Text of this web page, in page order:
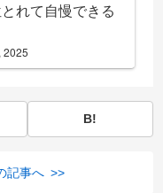
れて自慢できる
2025
B!
記事へ >>